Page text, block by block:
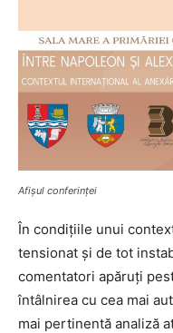
Afișul conferinței
În condițiile unui
tensionat și de tot
comentatori apăruți
întâlnirea cu cea mai
mai pertinentă analiză